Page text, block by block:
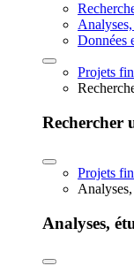
Données
Projets
Rechercher
Projets
Analyses,